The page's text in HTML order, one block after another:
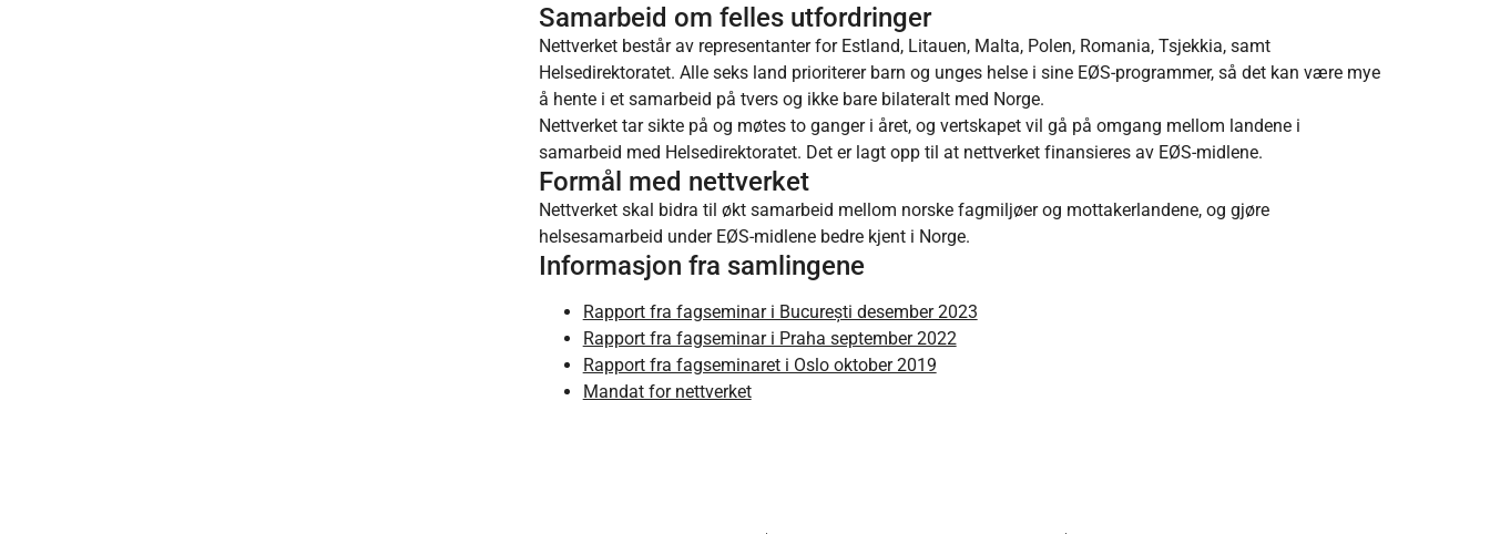
Samarbeid om felles utfordringer
Nettverket består av representanter for Estland, Litauen, Malta, Polen, Romania, Tsjekkia, samt
Helsedirektoratet. Alle seks land prioriterer barn og unges helse i sine EØS-programmer, så det kan være mye
å hente i et samarbeid på tvers og ikke bare bilateralt med Norge.
Nettverket tar sikte på og møtes to ganger i året, og vertskapet vil gå på omgang mellom landene i
samarbeid med Helsedirektoratet. Det er lagt opp til at nettverket finansieres av EØS-midlene.
Formål med nettverket
Nettverket skal bidra til økt samarbeid mellom norske fagmiljøer og mottakerlandene, og gjøre
helsesamarbeid under EØS-midlene bedre kjent i Norge.
Informasjon fra samlingene
Rapport fra fagseminar i București desember 2023
Rapport fra fagseminar i Praha september 2022
Rapport fra fagseminaret i Oslo oktober 2019
Mandat for nettverket